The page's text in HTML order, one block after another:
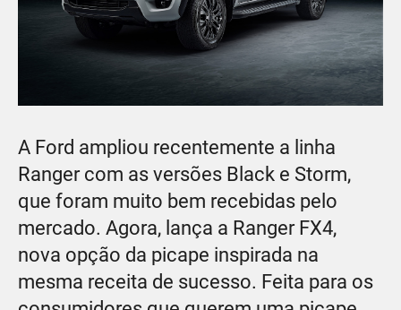
A Ford ampliou recentemente a linha
Ranger com as versões Black e Storm,
que foram muito bem recebidas pelo
mercado. Agora, lança a Ranger FX4,
nova opção da picape inspirada na
mesma receita de sucesso. Feita para os